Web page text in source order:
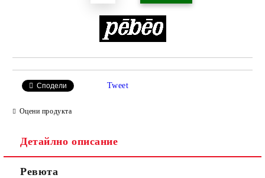
Сподели Tweet
Оцени продукта
Детайлно описание
Ревюта